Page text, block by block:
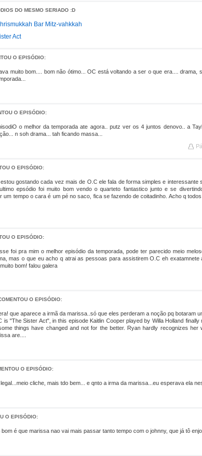
DO MESMO SERIADO :D
Bar Mitz-vahkkah
Act
O EPISÓDIO:
muito bom.... bom não ótimo... OC está voltando a ser o que era....
O EPISÓDIO:
o melhor da temporada ate agora.. putz ver os 4 juntos denovo.. a
n soh drama... tah ficando massa...
O EPISÓDIO:
gostando cada vez mais de O.C ele fala de forma simples e
epsódio foi muito bom vendo o quarteto fantastico junto e se
um tempo o cara é um pé no saco, fica se fazendo de coitadinho. Acho q
O EPISÓDIO:
foi pra mim o melhor episódio da temporada, pode ter parecido meio
mas o que eu acho q atrai as pessoas para assistirem O.C eh
bom! falou galera
O EPISÓDIO:
que aparece a irmã da marissa..só que eles perderam a noção pq botaram
is "The Sister Act", in this episode Kaitlin Cooper played by Willa Holland
things have changed and not for the better. Ryan hardly recognizes
are....
O EPISÓDIO:
cliche, mais tdo bem... e qnto a irma da marissa...eu esperava ela
O EPISÓDIO:
bom é que marissa nao vai mais passar tanto tempo com o johnny, que já tô